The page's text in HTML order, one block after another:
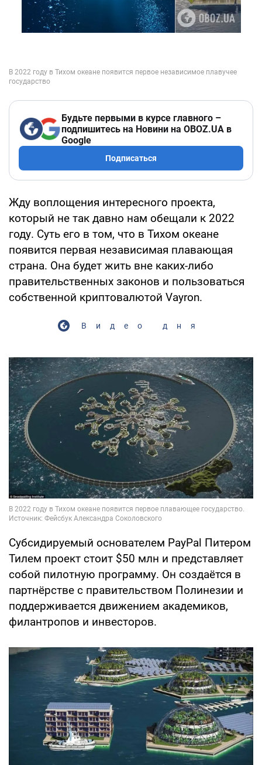
Будьте первыми в курсе главного –
подпишитесь на Новини на OBOZ.UA в
Google
Подписаться
Жду воплощения интересного проекта,
который не так давно нам обещали к 2022
году. Суть его в том, что в Тихом океане
появится первая независимая плавающая
страна. Она будет жить вне каких-либо
правительственных законов и пользоваться
собственной криптовалютой Vayron.
Видео дня
Субсидируемый основателем PayPal Питером
Тилем проект стоит $50 млн и представляет
собой пилотную программу. Он создаётся в
партнёрстве с правительством Полинезии и
поддерживается движением академиков,
филантропов и инвесторов.